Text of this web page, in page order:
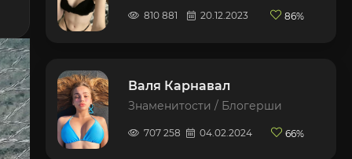
810 881 20.12.2023 86%
Валя Карнавал
Знаменитости / Блогерши
707 258 04.02.2024 66%